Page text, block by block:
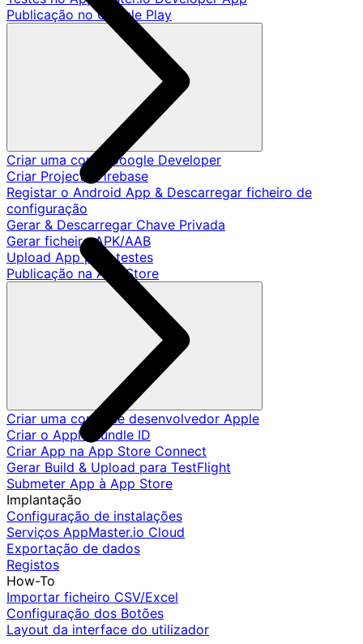
Publicação no Google Play
Criar uma conta Google Developer
Criar Projecto Firebase
Registar o Android App & Descarregar ficheiro de
configuração
Gerar & Descarregar Chave Privada
Gerar ficheiro APK/AAB
Upload App para testes
Publicação na App Store
Criar uma conta de desenvolvedor Apple
Criar o Apple Bundle ID
Criar App na App Store Connect
Gerar Build & Upload para TestFlight
Submeter App à App Store
Implantação
Configuração de instalações
Serviços AppMaster.io Cloud
Exportação de dados
Registos
How-To
Importar ficheiro CSV/Excel
Configuração dos Botões
Layout da interface do utilizador